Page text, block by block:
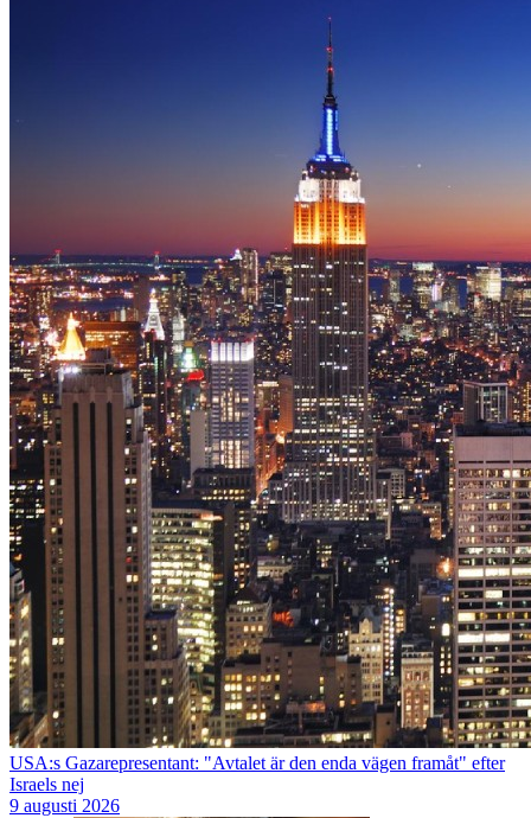
USA:s Gazarepresentant: "Avtalet är den enda vägen framåt" efter
Israels nej
9 augusti 2026